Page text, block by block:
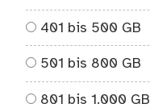
401 bis 500 GB
501 bis 800 GB
801 bis 1.000 GB